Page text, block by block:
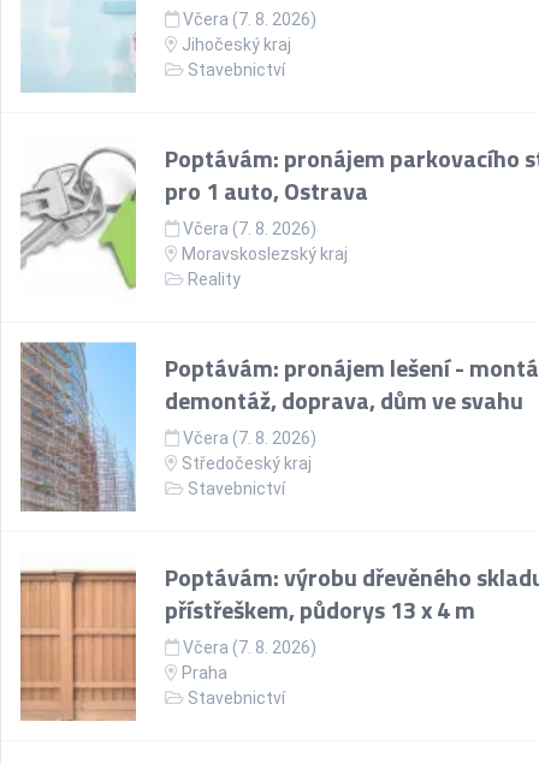
Včera (7. 8. 2026)
Jihočeský kraj
Stavebnictví
Poptávám: pronájem parkovacího
pro 1 auto, Ostrava
Včera (7. 8. 2026)
Moravskoslezský kraj
Reality
Poptávám: pronájem lešení -
demontáž, doprava, dům ve svahu
Včera (7. 8. 2026)
Středočeský kraj
Stavebnictví
Poptávám: výrobu dřevěného
přístřeškem, půdorys 13 x 4 m
Včera (7. 8. 2026)
Praha
Stavebnictví